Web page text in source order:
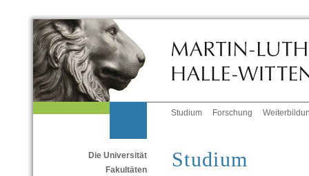
Studium Forschung
Die Universität
Fakultäten
Studium